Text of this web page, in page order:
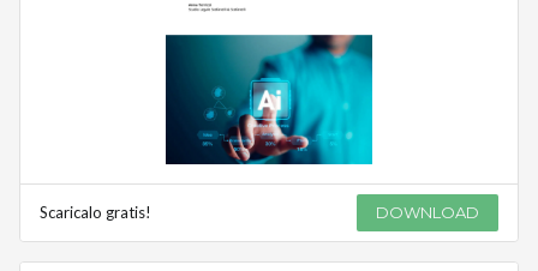
Scaricalo gratis! DOWNLOAD